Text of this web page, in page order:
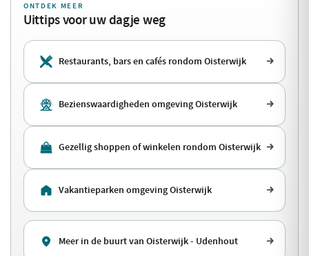
ONTDEK MEER
Uittips voor uw dagje weg
Restaurants, bars en cafés rondom Oisterwijk
Bezienswaardigheden omgeving Oisterwijk
Gezellig shoppen of winkelen rondom Oisterwijk
Vakantieparken omgeving Oisterwijk
Meer in de buurt van Oisterwijk - Udenhout